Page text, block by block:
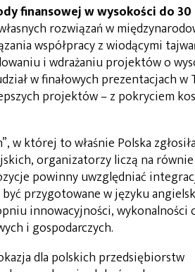
finansowej w wysokości do
rozwiązań w
współpracy z wiodącymi
i wdrażaniu projektów o
w finałowych prezentacjach w
projektów – z pokryciem
w której to właśnie Polska zgłosiła
organizatorzy liczą na
powinny uwzględniać
przygotowane w języku
innowacyjności, wykonalności
i gospodarczych.
dla polskich przedsiębiorstw